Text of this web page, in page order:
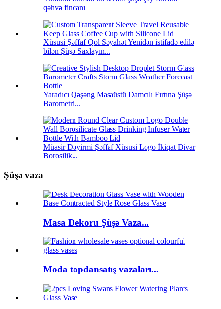
qəhvə fincanı
Xüsusi Şəffaf Qol Səyahət Yenidən istifadə edilə
bilən Şüşə Saxlayın...
Yaradıcı Qəşəng Masaüstü Damcılı Fırtına Şüşə
Barometri...
Müasir Dəyirmi Şəffaf Xüsusi Logo İkiqat Divar
Borosilik...
Şüşə vaza
Masa Dekoru Şüşə Vaza...
Moda topdansatış vazaları...